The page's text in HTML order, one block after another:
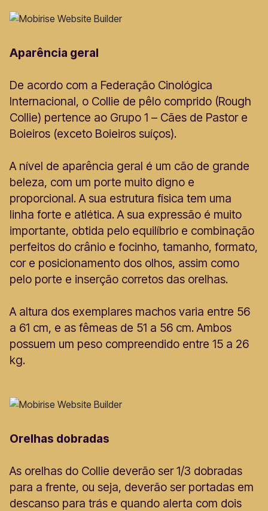
Aparência geral
De acordo com a Federação Cinológica
Internacional, o Collie de pêlo comprido (Rough
Collie) pertence ao Grupo 1 – Cães de Pastor e
Boieiros (exceto Boieiros suíços).
A nível de aparência geral é um cão de grande
beleza, com um porte muito digno e
proporcional. A sua estrutura física tem uma
linha forte e atlética. A sua expressão é muito
importante, obtida pelo equilíbrio e combinação
perfeitos do crânio e focinho, tamanho, formato,
cor e posicionamento dos olhos, assim como
pelo porte e inserção corretos das orelhas.
A altura dos exemplares machos varia entre 56
a 61 cm, e as fêmeas de 51 a 56 cm. Ambos
possuem um peso compreendido entre 15 a 26
kg.
Orelhas dobradas
As orelhas do Collie deverão ser 1/3 dobradas
para a frente, ou seja, deverão ser portadas em
descanso para trás e quando alerta com dois